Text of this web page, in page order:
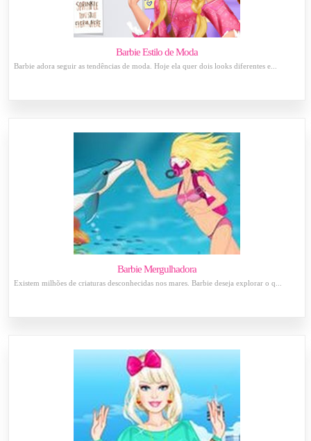
Barbie Estilo de Moda
Barbie adora seguir as tendências de moda. Hoje ela quer dois looks diferentes e...
Barbie Mergulhadora
Existem milhões de criaturas desconhecidas nos mares. Barbie deseja explorar o q...